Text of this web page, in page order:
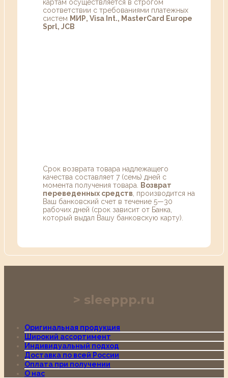
картам осуществляется в строгом
соответствии с требованиями платежных
систем МИР, Visa Int., MasterCard Europe
Sprl, JCB
Срок возврата товара надлежащего
качества составляет 7 (семь) дней с
момента получения товара.
Возврат
переведенных средств , производится на
Ваш банковский счет в течение 5—30
рабочих дней (срок зависит от Банка,
который выдал Вашу банковскую карту).
sleeppp.ru
Оригинальная продукция
Широкий ассортимент
Индивидуальный подход
Доставка по всей России
Оплата при получении
О нас